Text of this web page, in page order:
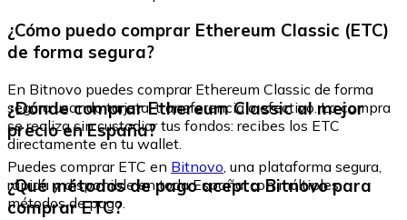
¿Cómo puedo comprar Ethereum Classic (ETC)
de forma segura?
En Bitnovo puedes comprar Ethereum Classic de forma
segura usando tarjeta, transferencia o efectivo. La compra
se realiza sin custodiar tus fondos: recibes los ETC
directamente en tu wallet.
¿Dónde comprar Ethereum Classic al mejor
precio en España?
Puedes comprar ETC en Bitnovo, una plataforma segura,
rápida y disponible en toda España, con múltiples
métodos de pago.
¿Qué métodos de pago acepta Bitnovo para
comprar ETC?